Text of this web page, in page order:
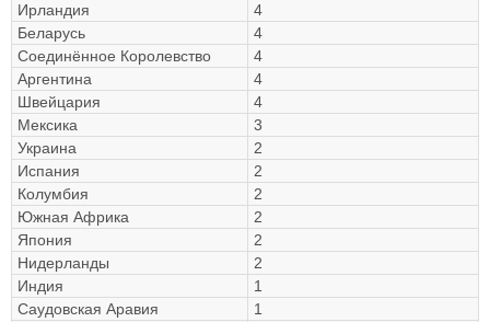
Ирландия
4
Беларусь
4
Соединённое Королевство
4
Аргентина
4
Швейцария
4
Мексика
3
Украина
2
Испания
2
Колумбия
2
Южная Африка
2
Япония
2
Нидерланды
2
Индия
1
Саудовская Аравия
1